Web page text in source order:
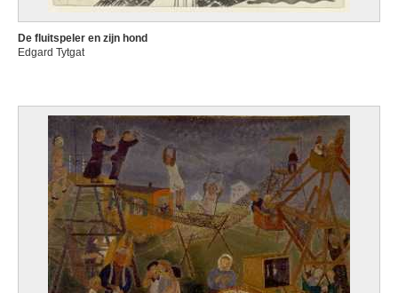
De fluitspeler en zijn hond
Edgard Tytgat